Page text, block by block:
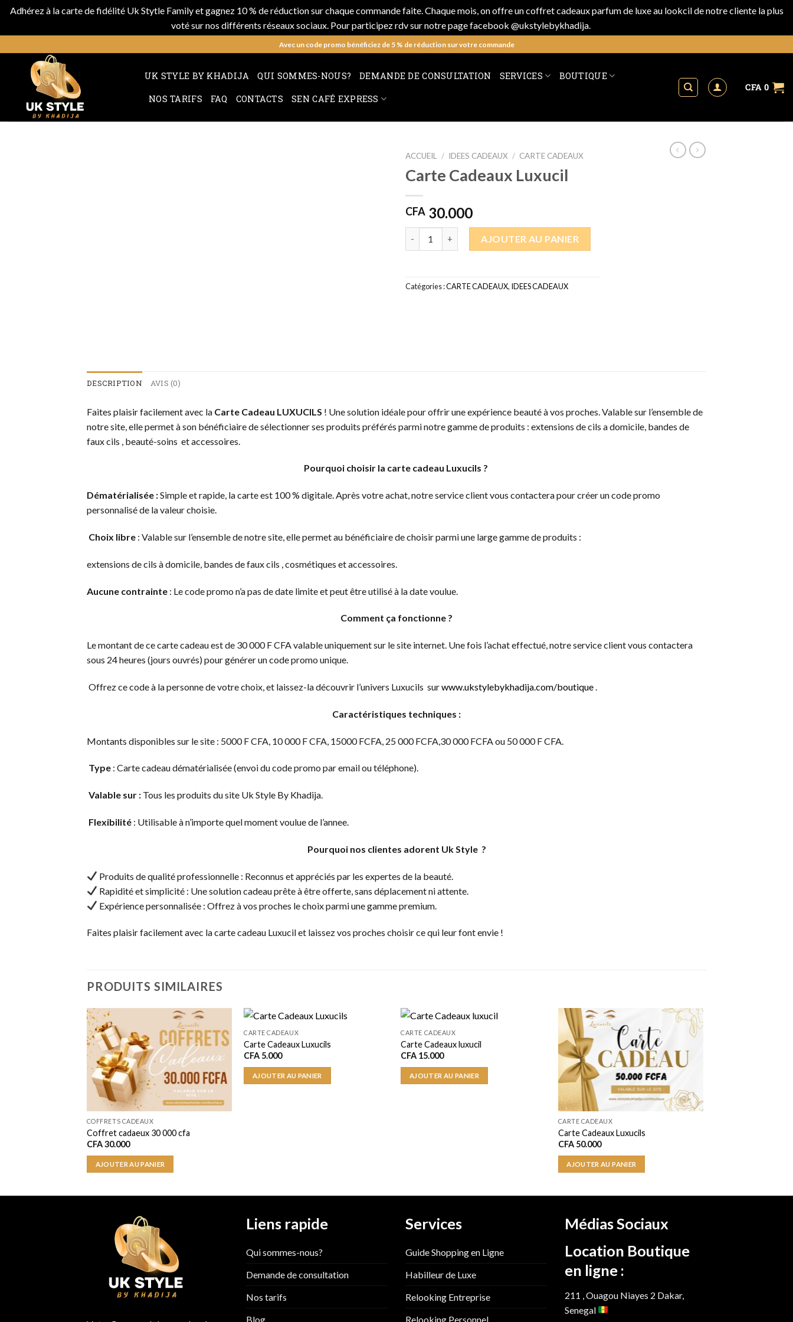
Adhérez à la carte de fidélité Uk Stytle Family et gagnez 10 % de réduction sur chaque commande faite. Chaque mois, on offre un coffret cadeaux parfum de luxe au lookcil de notre cliente la plus
voté sur nos différents réseaux sociaux. Pour participez rdv sur notre page facebook @ukstylebykhadija.
Avec un code promo bénéficiez de 5 % de réduction sur votre commande
UK STYLE BY KHADIJA QUI SOMMES-NOUS? DEMANDE DE CONSULTATION SERVICES BOUTIQUE
NOS TARIFS FAQ CONTACTS SEN CAFÉ EXPRESS
CFA 0
ACCUEIL / IDEES CADEAUX / CARTE CADEAUX
Carte Cadeaux Luxucil
CFA 30.000
AJOUTER AU PANIER
Catégories :CARTE CADEAUX, IDEES CADEAUX
DESCRIPTION AVIS (0)
Faites plaisir facilement avec la Carte Cadeau LUXUCILS ! Une solution idéale pour offrir une expérience beauté à vos proches. Valable sur l’ensemble de
notre site, elle permet à son bénéficiaire de sélectionner ses produits préférés parmi notre gamme de produits : extensions de cils a domicile, bandes de
faux cils , beauté-soins et accessoires.
Pourquoi choisir la carte cadeau Luxucils ?
Dématérialisée :Simple et rapide, la carte est 100 % digitale. Après votre achat, notre service client vous contactera pour créer un code promo
personnalisé de la valeur choisie.
Choix libre : Valable sur l’ensemble de notre site, elle permet au bénéficiaire de choisir parmi une large gamme de produits :
extensions de cils à domicile, bandes de faux cils , cosmétiques et accessoires.
Aucune contrainte : Le code promo n’a pas de date limite et peut être utilisé à la date voulue.
Comment ça fonctionne ?
Le montant de ce carte cadeau est de 30 000 F CFA valable uniquement sur le site internet. Une fois l’achat effectué, notre service client vous contactera
sous 24 heures (jours ouvrés) pour générer un code promo unique.
Offrez ce code à la personne de votre choix, et laissez-la découvrir l’univers Luxucils surwww.ukstylebykhadija.com/boutique.
Caractéristiques techniques :
Montants disponibles sur le site : 5000 F CFA, 10 000 F CFA, 15000 FCFA, 25 000 FCFA,30 000 FCFA ou 50 000 F CFA.
Type : Carte cadeau dématérialisée (envoi du code promo par email ou téléphone).
Valable sur : Tous les produits du site Uk Style By Khadija.
Flexibilité : Utilisable à n’importe quel moment voulue de l’annee.
Pourquoi nos clientes adorent Uk Style ?
Produits de qualité professionnelle : Reconnus et appréciés par les expertes de la beauté.
Rapidité et simplicité : Une solution cadeau prête à être offerte, sans déplacement ni attente.
Expérience personnalisée : Offrez à vos proches le choix parmi une gamme premium.
Faites plaisir facilement avec la carte cadeau Luxucil et laissez vos proches choisir ce qui leur font envie !
PRODUITS SIMILAIRES
COFFRETS CADEAUX
Coffret cadaeux 30 000 cfa
CFA30.000
AJOUTER AU PANIER
CARTE CADEAUX
Carte Cadeaux Luxucils
CFA 5.000
AJOUTER AU PANIER
CARTE CADEAUX
Carte Cadeaux luxucil
CFA 15.000
AJOUTER AU PANIER
CARTE CADEAUX
Carte Cadeaux Luxucils
CFA50.000
AJOUTER AU PANIER
Liens rapide
Qui sommes-nous?
Demande de consultation
Nos tarifs
Blog
Services
Guide Shopping en Ligne
Habilleur de Luxe
Relooking Entreprise
Relooking Personnel
Médias Sociaux
Location Boutique
en ligne :
211 , Ouagou Niayes 2 Dakar,
Senegal